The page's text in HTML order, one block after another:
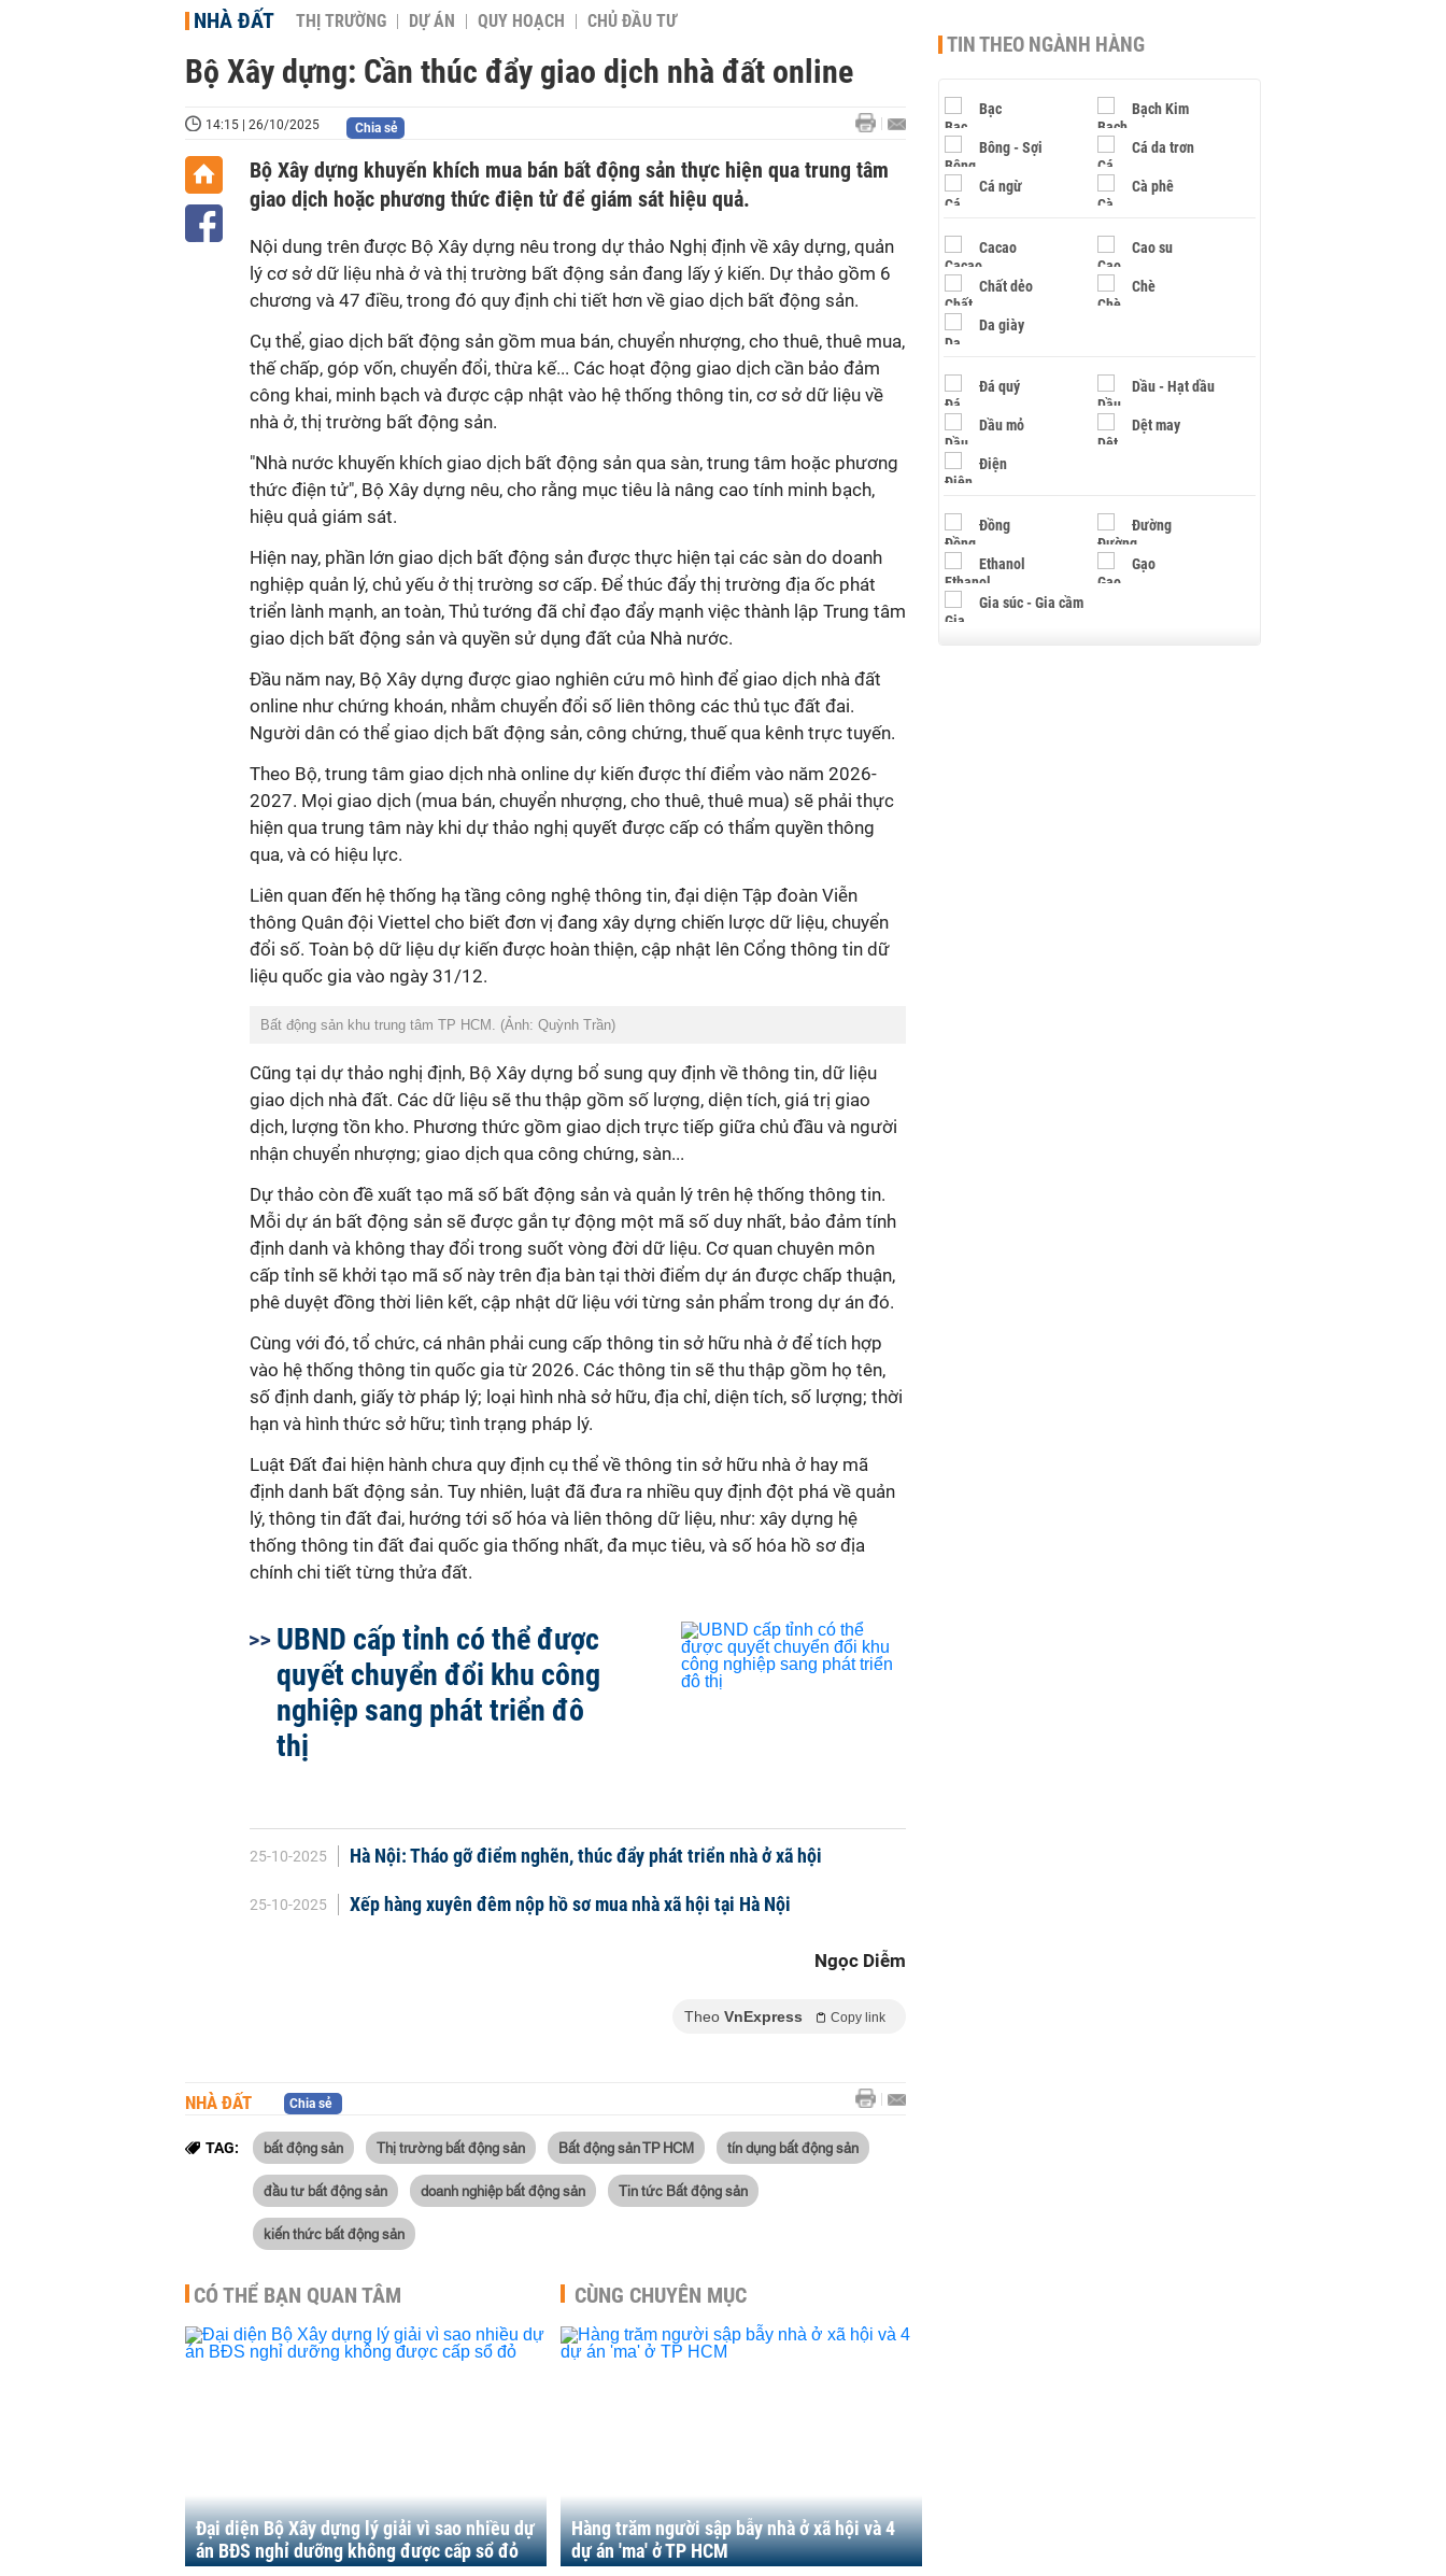
NHÀ ĐẤT THỊ TRƯỜNG DỰ ÁN QUY HOẠCH CHỦ ĐẦU TƯ
Bộ Xây dựng: Cần thúc đẩy giao dịch nhà đất online
14:15 | 26/10/2025 Chia sẻ
Bộ Xây dựng khuyến khích mua bán bất động sản thực hiện qua trung tâm
giao dịch hoặc phương thức điện tử để giám sát hiệu quả.
Nội dung trên được Bộ Xây dựng nêu trong dự thảo Nghị định về xây dựng, quản
lý cơ sở dữ liệu nhà ở và thị trường bất động sản đang lấy ý kiến. Dự thảo gồm 6
chương và 47 điều, trong đó quy định chi tiết hơn về giao dịch bất động sản.
Cụ thể, giao dịch bất động sản gồm mua bán, chuyển nhượng, cho thuê, thuê mua,
thế chấp, góp vốn, chuyển đổi, thừa kế... Các hoạt động giao dịch cần bảo đảm
công khai, minh bạch và được cập nhật vào hệ thống thông tin, cơ sở dữ liệu về
nhà ở, thị trường bất động sản.
"Nhà nước khuyến khích giao dịch bất động sản qua sàn, trung tâm hoặc phương
thức điện tử", Bộ Xây dựng nêu, cho rằng mục tiêu là nâng cao tính minh bạch,
hiệu quả giám sát.
Hiện nay, phần lớn giao dịch bất động sản được thực hiện tại các sàn do doanh
nghiệp quản lý, chủ yếu ở thị trường sơ cấp. Để thúc đẩy thị trường địa ốc phát
triển lành mạnh, an toàn, Thủ tướng đã chỉ đạo đẩy mạnh việc thành lập Trung tâm
giao dịch bất động sản và quyền sử dụng đất của Nhà nước.
Đầu năm nay, Bộ Xây dựng được giao nghiên cứu mô hình để giao dịch nhà đất
online như chứng khoán, nhằm chuyển đổi số liên thông các thủ tục đất đai.
Người dân có thể giao dịch bất động sản, công chứng, thuế qua kênh trực tuyến.
Theo Bộ, trung tâm giao dịch nhà online dự kiến được thí điểm vào năm 2026-
2027. Mọi giao dịch (mua bán, chuyển nhượng, cho thuê, thuê mua) sẽ phải thực
hiện qua trung tâm này khi dự thảo nghị quyết được cấp có thẩm quyền thông
qua, và có hiệu lực.
Liên quan đến hệ thống hạ tầng công nghệ thông tin, đại diện Tập đoàn Viễn
thông Quân đội Viettel cho biết đơn vị đang xây dựng chiến lược dữ liệu, chuyển
đổi số. Toàn bộ dữ liệu dự kiến được hoàn thiện, cập nhật lên Cổng thông tin dữ
liệu quốc gia vào ngày 31/12.
Bất động sản khu trung tâm TP HCM. (Ảnh: Quỳnh Trần)
Cũng tại dự thảo nghị định, Bộ Xây dựng bổ sung quy định về thông tin, dữ liệu
giao dịch nhà đất. Các dữ liệu sẽ thu thập gồm số lượng, diện tích, giá trị giao
dịch, lượng tồn kho. Phương thức gồm giao dịch trực tiếp giữa chủ đầu và người
nhận chuyển nhượng; giao dịch qua công chứng, sàn...
Dự thảo còn đề xuất tạo mã số bất động sản và quản lý trên hệ thống thông tin.
Mỗi dự án bất động sản sẽ được gắn tự động một mã số duy nhất, bảo đảm tính
định danh và không thay đổi trong suốt vòng đời dữ liệu. Cơ quan chuyên môn
cấp tỉnh sẽ khởi tạo mã số này trên địa bàn tại thời điểm dự án được chấp thuận,
phê duyệt đồng thời liên kết, cập nhật dữ liệu với từng sản phẩm trong dự án đó.
Cùng với đó, tổ chức, cá nhân phải cung cấp thông tin sở hữu nhà ở để tích hợp
vào hệ thống thông tin quốc gia từ 2026. Các thông tin sẽ thu thập gồm họ tên,
số định danh, giấy tờ pháp lý; loại hình nhà sở hữu, địa chỉ, diện tích, số lượng; thời
hạn và hình thức sở hữu; tình trạng pháp lý.
Luật Đất đai hiện hành chưa quy định cụ thể về thông tin sở hữu nhà ở hay mã
định danh bất động sản. Tuy nhiên, luật đã đưa ra nhiều quy định đột phá về quản
lý, thông tin đất đai, hướng tới số hóa và liên thông dữ liệu, như: xây dựng hệ
thống thông tin đất đai quốc gia thống nhất, đa mục tiêu, và số hóa hồ sơ địa
chính chi tiết từng thửa đất.
UBND cấp tỉnh có thể được
quyết chuyển đổi khu công
nghiệp sang phát triển đô
thị
25-10-2025 Hà Nội: Tháo gỡ điểm nghẽn, thúc đẩy phát triển nhà ở xã hội
25-10-2025 Xếp hàng xuyên đêm nộp hồ sơ mua nhà xã hội tại Hà Nội
Ngọc Diễm
Theo VnExpress Copy link
NHÀ ĐẤT Chia sẻ
TAG: bất động sản Thị trường bất động sản Bất động sản TP HCM tín dụng bất động sản
đầu tư bất động sản doanh nghiệp bất động sản Tin tức Bất động sản
kiến thức bất động sản
CÓ THỂ BẠN QUAN TÂM
Đại diện Bộ Xây dựng lý giải vì sao nhiều dự
án BĐS nghỉ dưỡng không được cấp sổ đỏ
CÙNG CHUYÊN MỤC
Hàng trăm người sập bẫy nhà ở xã hội và 4
dự án 'ma' ở TP HCM
TIN THEO NGÀNH HÀNG
Bạc Bạch Kim
Bông - Sợi Cá da trơn
Cá ngừ Cà phê
Cacao Cao su
Chất dẻo Chè
Da giày
Đá quý Dầu - Hạt dầu
Dầu mỏ Dệt may
Điện
Đồng Đường
Ethanol Gạo
Gia súc - Gia cầm